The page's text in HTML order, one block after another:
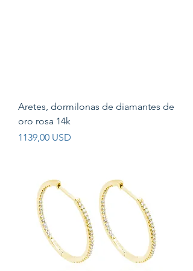
Aretes, dormilonas de diamantes de
oro rosa 14k
Prezzo
1139,00 USD